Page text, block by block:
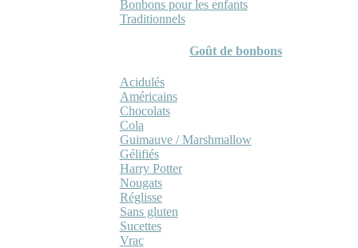
Bonbons pour les enfants
Traditionnels
Goût de bonbons
Acidulés
Américains
Chocolats
Cola
Guimauve / Marshmallow
Gélifiés
Harry Potter
Nougats
Réglisse
Sans gluten
Sucettes
Vrac